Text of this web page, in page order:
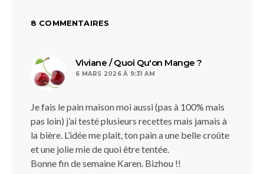
8 COMMENTAIRES
Viviane / Quoi Qu'on Mange ?
6 MARS 2026 À 9:31 AM
Je fais le pain maison moi aussi (pas à 100% mais
pas loin) j’ai testé plusieurs recettes mais jamais à
la bière. L’idée me plait, ton pain a une belle croûte
et une jolie mie de quoi être tentée.
Bonne fin de semaine Karen. Bizhou !!